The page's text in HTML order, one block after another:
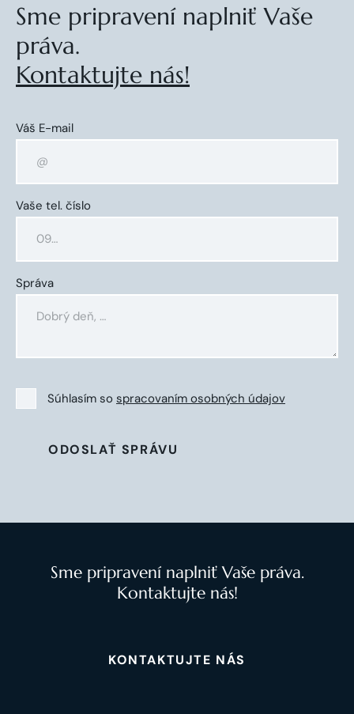
Sme pripravení naplniť Vaše
práva.
Kontaktujte nás!
Váš E-mail
Vaše tel. číslo
Správa
Súhlasím so spracovaním osobných údajov
ODOSLAŤ SPRÁVU
Sme pripravení naplniť Vaše práva.
Kontaktujte nás!
KONTAKTUJTE NÁS